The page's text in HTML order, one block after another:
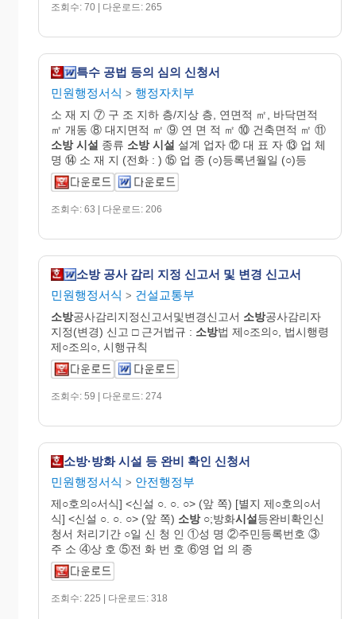
조회수: 70 | 다운로드: 265
특수 공법 등의 심의 신청서
민원행정서식 > 행정자치부
소 재 지 ⑦ 구 조 지하 층/지상 층, 연면적 ㎡, 바닥면적
㎡ 개동 ⑧ 대지면적 ㎡ ⑨ 연 면 적 ㎡ ⑩ 건축면적 ㎡ ⑪
소방 시설 종류 소방 시설 설계 업자 ⑫ 대 표 자 ⑬ 업 체
명 ⑭ 소 재 지 (전화 : ) ⑮ 업 종 (○)등록년월일 (○)등
조회수: 63 | 다운로드: 206
소방 공사 감리 지정 신고서 및 변경 신고서
민원행정서식 > 건설교통부
소방공사감리지정신고서및변경신고서 소방공사감리자
지정(변경) 신고 □ 근거법규 : 소방법 제○조의○, 법시행령
제○조의○, 시행규칙
조회수: 59 | 다운로드: 274
소방·방화 시설 등 완비 확인 신청서
민원행정서식 > 안전행정부
제○호의○서식] <신설 ○. ○. ○> (앞 쪽) [별지 제○호의○서
식] <신설 ○. ○. ○> (앞 쪽) 소방○;방화시설등완비확인신
청서 처리기간 ○일 신 청 인 ①성 명 ②주민등록번호 ③
주 소 ④상 호 ⑤전 화 번 호 ⑥영 업 의 종
조회수: 225 | 다운로드: 318